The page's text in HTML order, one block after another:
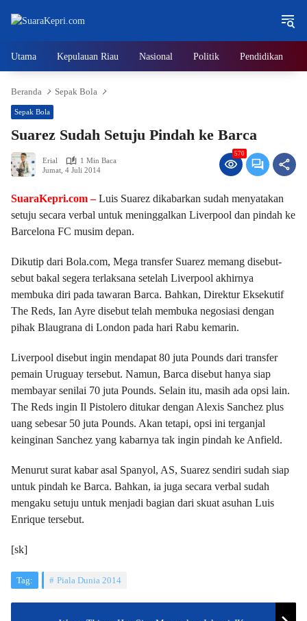
Utama Kepulauan Riau Nasional Politik Pendidikan
Beranda Sepak Bola
Sepak Bola
Suarez Sudah Setuju Pindah ke Barca
Erial
1 Min Baca
Jumat, 4 Juli 2014
570
SuaraKepri.com – Luis Suarez dikabarkan sudah menyatakan
setuju secara verbal untuk meninggalkan Liverpool dan pindah ke
Barcelona FC musim depan.
Dikutip dari Bola.com, Mega transfer Suarez memang disebut-
sebut bakal segera terlaksana setelah Liverpool akhirnya
membuka diri pada tawaran Barca. Bahkan, Direktur Eksekutif
The Reds, Ian Ayre disebut telah membuka negosiasi dengan
pihak Blaugrana di London pada hari Rabu kemarin.
Liverpool disebut ingin mendapat 80 juta Pounds dari transfer
pemain Uruguay tersebut. Namun, Barca disebut hanya siap
membayar senilai 70 juta Pounds. Selain itu, masih ada opsi lain.
The Reds ingin Il Pistolero ditukar dengan Alexis Sanchez plus
uang sebesar 50 juta Pounds. Akan tetapi, opsi ini terganjal
keinginan Sanchez yang kabarnya tak ingin pindah ke Anfield.
Menurut surat kabar asal Spanyol, AS, Suarez sendiri sudah siap
untuk pindah ke Barca. Bahkan, ia juga secara verbal sudah
mengaku setuju untuk menjadi bagian dari skuat asuhan Luis
Enrique tersebut.
[sk]
Tag: Piala Dunia 2014